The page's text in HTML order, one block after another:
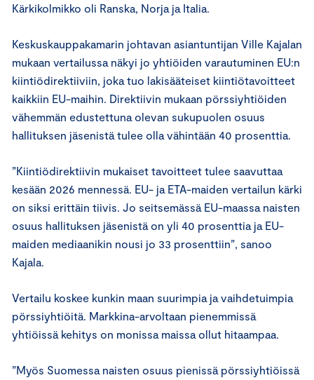
Kärkikolmikko oli Ranska, Norja ja Italia.
Keskuskauppakamarin johtavan asiantuntijan Ville Kajalan
mukaan vertailussa näkyi jo yhtiöiden varautuminen EU:n
kiintiödirektiiviin, joka tuo lakisääteiset kiintiötavoitteet
kaikkiin EU-maihin. Direktiivin mukaan pörssiyhtiöiden
vähemmän edustettuna olevan sukupuolen osuus
hallituksen jäsenistä tulee olla vähintään 40 prosenttia.
”Kiintiödirektiivin mukaiset tavoitteet tulee saavuttaa
kesään 2026 mennessä. EU- ja ETA-maiden vertailun kärki
on siksi erittäin tiivis. Jo seitsemässä EU-maassa naisten
osuus hallituksen jäsenistä on yli 40 prosenttia ja EU-
maiden mediaanikin nousi jo 33 prosenttiin”, sanoo
Kajala.
Vertailu koskee kunkin maan suurimpia ja vaihdetuimpia
pörssiyhtiöitä. Markkina-arvoltaan pienemmissä
yhtiöissä kehitys on monissa maissa ollut hitaampaa.
”Myös Suomessa naisten osuus pienissä pörssiyhtiöissä